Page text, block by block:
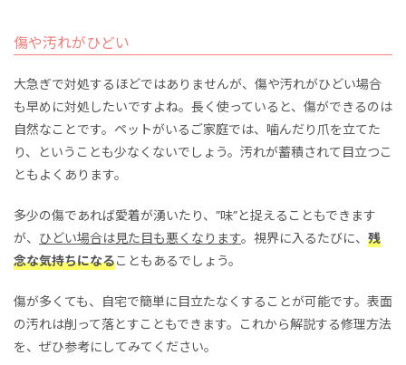
傷や汚れがひどい
大急ぎで対処するほどではありませんが、傷や汚れがひどい場合
も早めに対処したいですよね。長く使っていると、傷ができるのは
自然なことです。ペットがいるご家庭では、噛んだり爪を立てた
り、ということも少なくないでしょう。汚れが蓄積されて目立つこ
ともよくあります。
多少の傷であれば愛着が湧いたり、”味”と捉えることもできます
が、 ひどい場合は見た目も悪くなります。視界に入るたびに、 残
念な気持ちになることもあるでしょう。
傷が多くても、自宅で簡単に目立たなくすることが可能です。表面
の汚れは削って落とすこともできます。これから解説する修理方法
を、ぜひ参考にしてみてください。